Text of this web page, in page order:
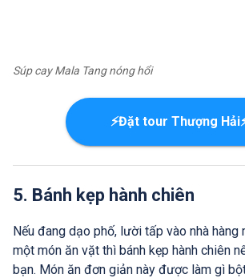
Súp cay Mala Tang nóng hổi
⚡Đặt tour Thượng
5. Bánh kẹp hành chiên
Nếu đang dạo phố, lười tấp vào nhà hàng
một món ăn vặt thì bánh kẹp hành chiên
bạn. Món ăn đơn giản này được làm gì